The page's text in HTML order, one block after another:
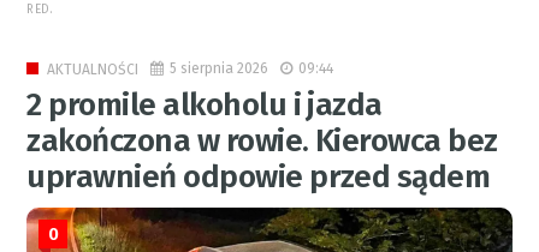
RED.
AKTUALNOŚCI 5 sierpnia 2026 09:44
2 promile alkoholu i jazda
zakończona w rowie. Kierowca bez
uprawnień odpowie przed sądem
0